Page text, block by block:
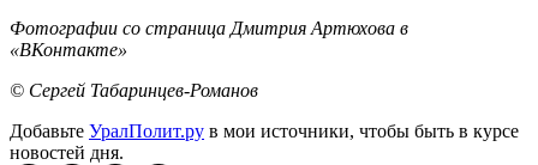
Фотографии со страница Дмитрия Артюхова в
«ВКонтакте»
© Сергей Табаринцев-Романов
Добавьте УралПолит.ру в мои источники, чтобы быть в курсе
новостей дня.